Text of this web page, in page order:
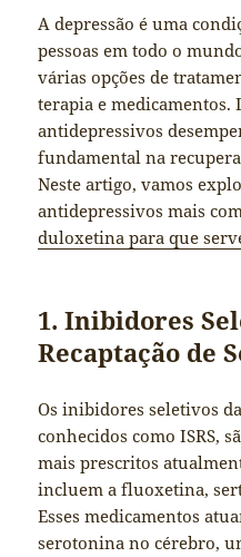
A depressão é uma
pessoas em todo o
várias opções de
terapia e medicamentos.
antidepressivos
fundamental na
Neste artigo, vamos
antidepressivos mais
duloxetina para que
1. Inibidores
Recaptação de
Os inibidores seletivos
conhecidos como ISRS,
mais prescritos
incluem a fluoxetina,
Esses medicamentos
serotonina no cérebro,